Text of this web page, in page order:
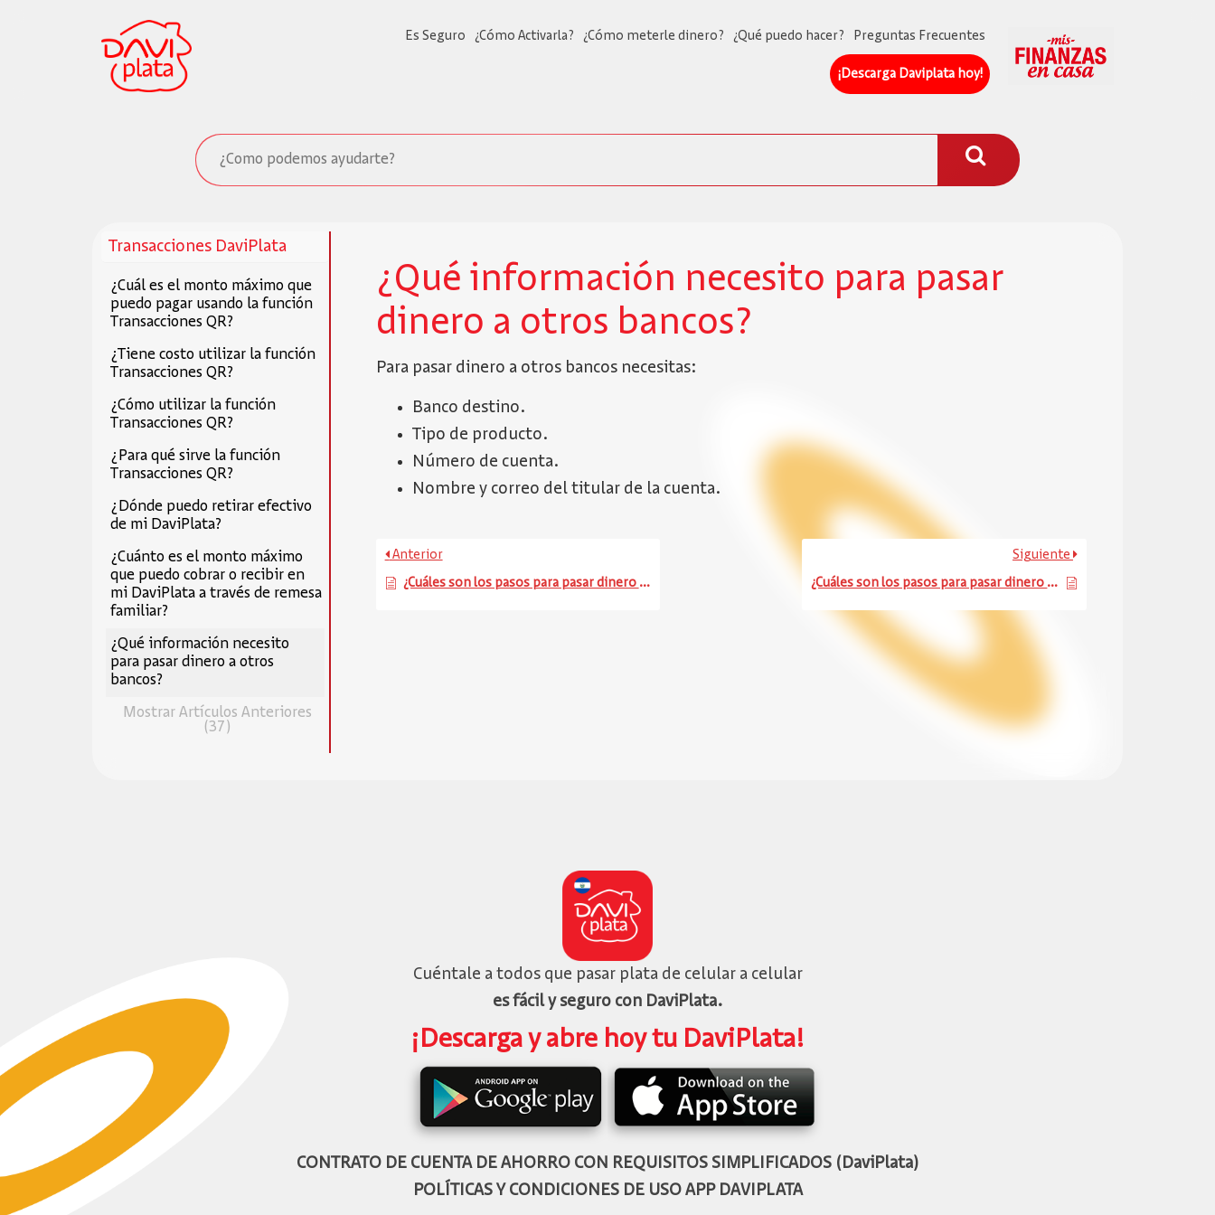
Es Seguro ¿Cómo Activarla? ¿Cómo meterle dinero? ¿Qué puedo hacer? Preguntas Frecuentes
¡Descarga Daviplata hoy!​
Transacciones DaviPlata
¿Cuál es el monto máximo que
puedo pagar usando la función
Transacciones QR?
¿Tiene costo utilizar la función
Transacciones QR?
¿Cómo utilizar la función
Transacciones QR?
¿Para qué sirve la función
Transacciones QR?
¿Dónde puedo retirar efectivo
de mi DaviPlata?
¿Cuánto es el monto máximo
que puedo cobrar o recibir en
mi DaviPlata a través de remesa
familiar?
¿Qué información necesito
para pasar dinero a otros
bancos?
Mostrar Artículos Anteriores
(37)
¿Qué información necesito para pasar
dinero a otros bancos?
Para pasar dinero a otros bancos necesitas:
Banco destino.
Tipo de producto.
Número de cuenta.
Nombre y correo del titular de la cuenta.
Anterior
¿Cuáles son los pasos para pasar dinero a cuentas de otros bancos desde mi DaviPlata?
Siguiente
¿Cuáles son los pasos para pasar dinero a cuentas DaviPlata o Davivienda desde mi DaviPlata?
Cuéntale a todos que pasar plata de celular a celular
es fácil y seguro con DaviPlata.
¡Descarga y abre hoy tu DaviPlata!
CONTRATO DE CUENTA DE AHORRO CON REQUISITOS SIMPLIFICADOS (DaviPlata)
POLÍTICAS Y CONDICIONES DE USO APP DAVIPLATA